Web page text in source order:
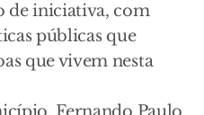
de iniciativa, com
públicas que
que vivem nesta